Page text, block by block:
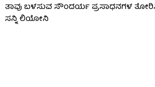
ತಾವು ಬಳಸುವ ಸೌಂದರ್ಯ ಪ್ರಸಾಧನಗಳ
ಸನ್ನಿ ಲಿಯೋನಿ